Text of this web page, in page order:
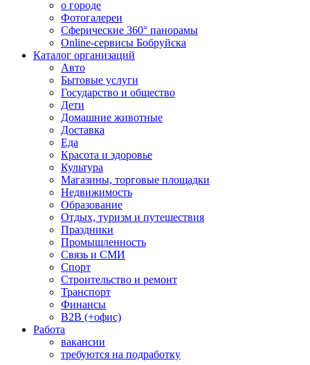
о городе
Фотогалереи
Сферические 360° панорамы
Online-сервисы Бобруйска
Каталог организаций
Авто
Бытовые услуги
Государство и общество
Дети
Домашние животные
Доставка
Еда
Красота и здоровье
Культура
Магазины, торговые площадки
Недвижимость
Образование
Отдых, туризм и путешествия
Праздники
Промышленность
Связь и СМИ
Спорт
Строительство и ремонт
Транспорт
Финансы
B2B (+офис)
Работа
вакансии
требуются на подработку